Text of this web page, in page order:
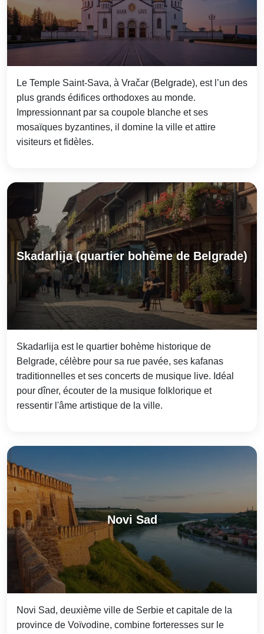
Le Temple Saint-Sava, à Vračar (Belgrade), est l’un des
plus grands édifices orthodoxes au monde.
Impressionnant par sa coupole blanche et ses
mosaïques byzantines, il domine la ville et attire
visiteurs et fidèles.
Skadarlija (quartier bohème de Belgrade)
Skadarlija est le quartier bohème historique de
Belgrade, célèbre pour sa rue pavée, ses kafanas
traditionnelles et ses concerts de musique live. Idéal
pour dîner, écouter de la musique folklorique et
ressentir l'âme artistique de la ville.
Novi Sad
Novi Sad, deuxième ville de Serbie et capitale de la
province de Voïvodine, combine forteresses sur le